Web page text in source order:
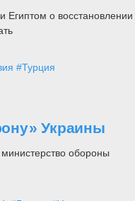
о восстановлении
#Турция
Украины
обороны